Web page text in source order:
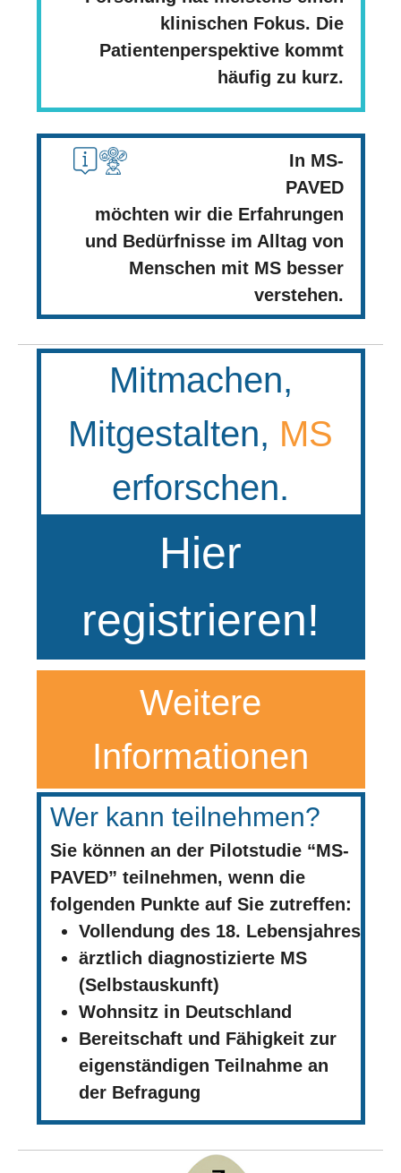
klinischen Fokus. Die
Patientenperspektive kommt
häufig zu kurz.
In MS-
PAVED
möchten wir die Erfahrungen
und Bedürfnisse im Alltag von
Menschen mit MS besser
verstehen.
Mitmachen,
Mitgestalten, MS
erforschen.
Hier
registrieren!
Weitere
Informationen
Wer kann teilnehmen?
Sie können an der Pilotstudie “MS-
PAVED” teilnehmen, wenn die
folgenden Punkte auf Sie zutreffen:
Vollendung des 18. Lebensjahres
ärztlich diagnostizierte MS
(Selbstauskunft)
Wohnsitz in Deutschland
Bereitschaft und Fähigkeit zur
eigenständigen Teilnahme an
der Befragung